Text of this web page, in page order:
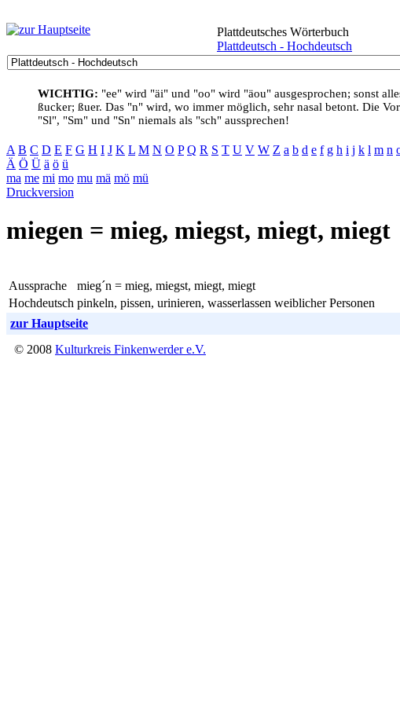
Plattdeutsches Wörterbuch
Plattdeutsch - Hochdeutsch
WICHTIG: "ee" wird "äi" und "oo" wird "äou" ausgesprochen; sonst
ßucker; ßuer. Das "n" wird, wo immer möglich, sehr nasal betont. Die
"Sl", "Sm" und "Sn" niemals als "sch" aussprechen!
A B C D E F G H I J K L M N O P Q R S T U V W Z a b d e f g h i j k l m n
Ä Ö Ü ä ö ü
ma me mi mo mu mä mö mü
Druckversion
miegen = mieg, miegst, miegt, miegt
Aussprache
mieg´n = mieg, miegst, miegt, miegt
Hochdeutsch pinkeln, pissen, urinieren, wasserlassen weiblicher Personen
zur Hauptseite
© 2008 Kulturkreis Finkenwerder e.V.